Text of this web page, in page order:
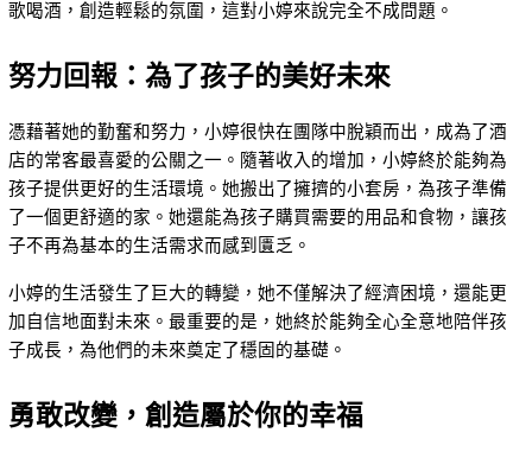
歌喝酒，創造輕鬆的氛圍，這對小婷來說完全不成問題。
努力回報：為了孩子的美好未來
憑藉著她的勤奮和努力，小婷很快在團隊中脫穎而出，成為了酒
店的常客最喜愛的公關之一。隨著收入的增加，小婷終於能夠為
孩子提供更好的生活環境。她搬出了擁擠的小套房，為孩子準備
了一個更舒適的家。她還能為孩子購買需要的用品和食物，讓孩
子不再為基本的生活需求而感到匱乏。
小婷的生活發生了巨大的轉變，她不僅解決了經濟困境，還能更
加自信地面對未來。最重要的是，她終於能夠全心全意地陪伴孩
子成長，為他們的未來奠定了穩固的基礎。
勇敢改變，創造屬於你的幸福